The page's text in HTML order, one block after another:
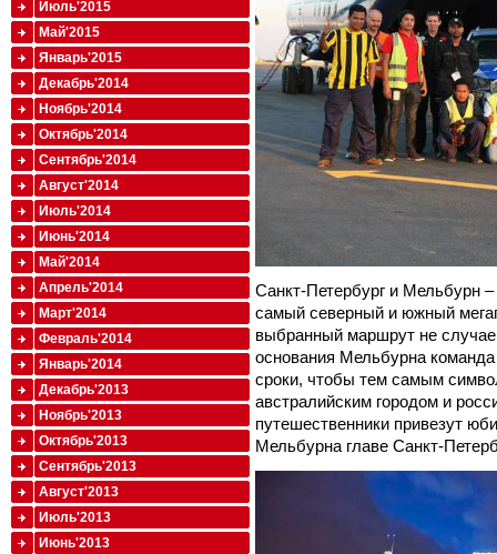
Санкт-Петербург и Мельбурн
самый северный и южный
выбранный маршрут не
основания Мельбурна
сроки, чтобы тем самым
австралийским городом и
путешественники привезут
Мельбурна главе Санкт-
Июль'2015
Май'2015
Январь'2015
Декабрь'2014
Ноябрь'2014
Октябрь'2014
Сентябрь'2014
Август'2014
Июль'2014
Июнь'2014
Май'2014
Апрель'2014
Март'2014
Февраль'2014
Январь'2014
Декабрь'2013
Ноябрь'2013
Октябрь'2013
Сентябрь'2013
Август'2013
Июль'2013
Июнь'2013